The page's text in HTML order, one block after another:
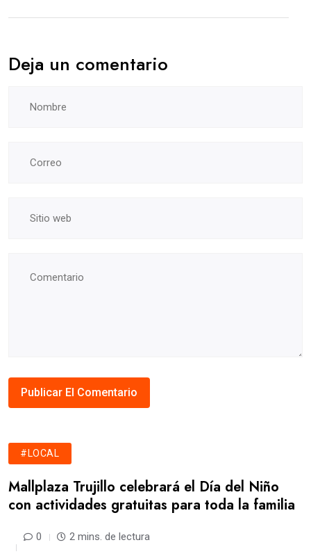
Deja un comentario
#LOCAL
Mallplaza Trujillo celebrará el Día del Niño
con actividades gratuitas para toda la familia
0 2 mins. de lectura